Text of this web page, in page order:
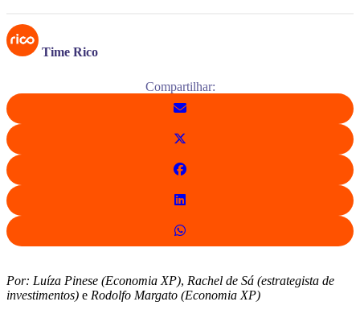
Time Rico
Compartilhar:
Por: Luíza Pinese (Economia XP), Rachel de Sá (estrategista de
investimentos) e Rodolfo Margato (Economia XP)